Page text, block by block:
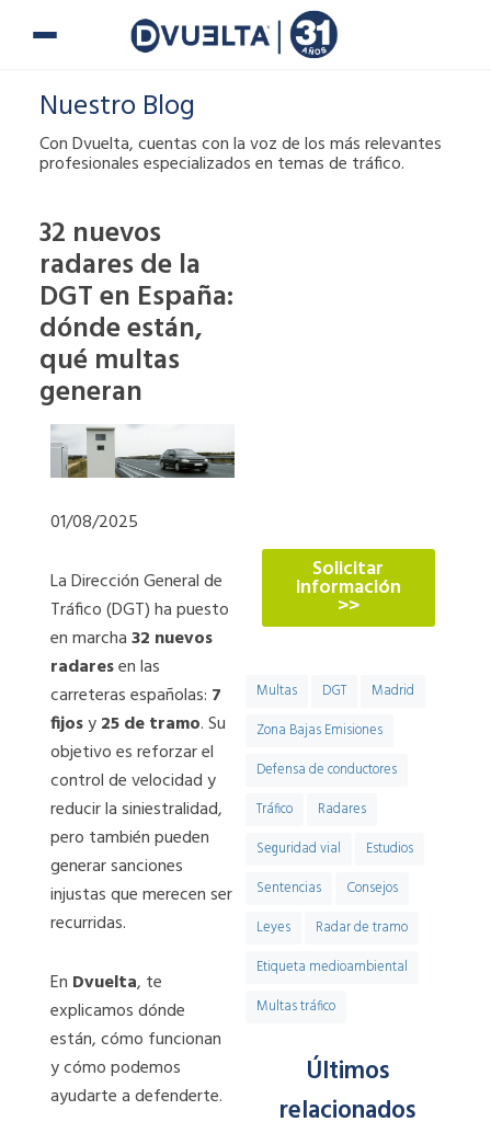
Nuestro Blog
Con Dvuelta, cuentas con la voz de los más relevantes
profesionales especializados en temas de tráfico.
32 nuevos
radares de la
DGT en España:
dónde están,
qué multas
generan
01/08/2025
La Dirección General de
Tráfico (DGT) ha puesto
en marcha32 nuevos
radaresen las
carreteras españolas: 7
fijosy25 de tramo. Su
objetivo es reforzar el
control de velocidad y
reducir la siniestralidad,
pero también pueden
generar sanciones
injustas que merecen ser
recurridas.
En Dvuelta, te
explicamos dónde
están, cómo funcionan
y cómo podemos
ayudarte a defenderte.
Solicitar
información
>>
Multas DGT
Madrid
Zona Bajas Emisiones
Defensa de conductores
Tráfico
Radares
Seguridad vial
Estudios
Sentencias
Consejos
Leyes
Radar de tramo
Etiqueta medioambiental
Multas tráfico
Últimos
relacionados